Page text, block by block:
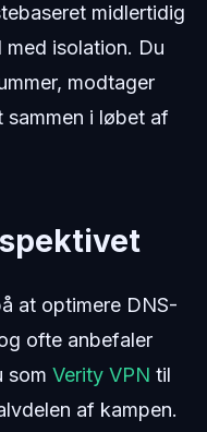
midlertidig
isolation. Du
modtager
i løbet af
at optimere DNS-
ofte anbefaler
som Verity VPN til
af kampen.